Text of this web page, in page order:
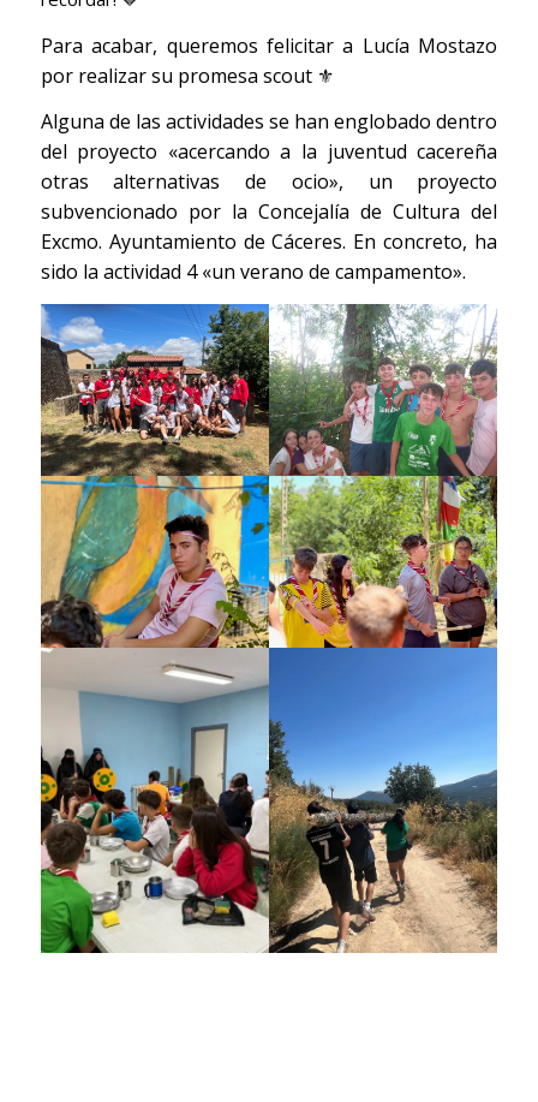
Para acabar, queremos felicitar a Lucía Mostazo
por realizar su promesa scout ⚜️
Alguna de las actividades se han englobado dentro
del proyecto «acercando a la juventud cacereña
otras alternativas de ocio», un proyecto
subvencionado por la Concejalía de Cultura del
Excmo. Ayuntamiento de Cáceres. En concreto, ha
sido la actividad 4 «un verano de campamento».